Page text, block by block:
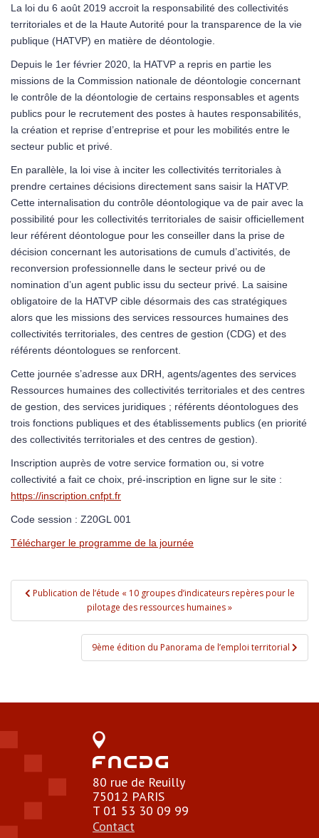
La loi du 6 août 2019 accroit la responsabilité des collectivités
territoriales et de la Haute Autorité pour la transparence de la vie
publique (HATVP) en matière de déontologie.
Depuis le 1er février 2020, la HATVP a repris en partie les
missions de la Commission nationale de déontologie concernant
le contrôle de la déontologie de certains responsables et agents
publics pour le recrutement des postes à hautes responsabilités,
la création et reprise d’entreprise et pour les mobilités entre le
secteur public et privé.
En parallèle, la loi vise à inciter les collectivités territoriales à
prendre certaines décisions directement sans saisir la HATVP.
Cette internalisation du contrôle déontologique va de pair avec la
possibilité pour les collectivités territoriales de saisir officiellement
leur référent déontologue pour les conseiller dans la prise de
décision concernant les autorisations de cumuls d’activités, de
reconversion professionnelle dans le secteur privé ou de
nomination d’un agent public issu du secteur privé. La saisine
obligatoire de la HATVP cible désormais des cas stratégiques
alors que les missions des services ressources humaines des
collectivités territoriales, des centres de gestion (CDG) et des
référents déontologues se renforcent.
Cette journée s’adresse aux DRH, agents/agentes des services
Ressources humaines des collectivités territoriales et des centres
de gestion, des services juridiques ; référents déontologues des
trois fonctions publiques et des établissements publics (en priorité
des collectivités territoriales et des centres de gestion).
Inscription auprès de votre service formation ou, si votre
collectivité a fait ce choix, pré-inscription en ligne sur le site :
https://inscription.cnfpt.fr
Code session : Z20GL 001
Télécharger le programme de la journée
Navigation de l’article
Publication de l’étude « 10 groupes d’indicateurs repères pour le
pilotage des ressources humaines »
9ème édition du Panorama de l’emploi territorial
80 rue de Reuilly
75012 PARIS
T 01 53 30 09 99
Contact